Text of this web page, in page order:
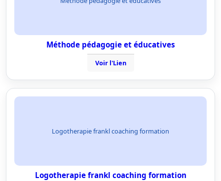
Méthode pédagogie et éducatives
Voir l'Lien
Logotherapie frankl coaching formation
Logotherapie frankl coaching formation